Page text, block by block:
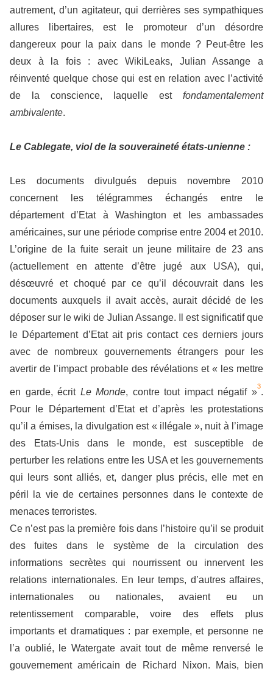
autrement, d’un agitateur, qui derrières ses sympathiques
allures libertaires, est le promoteur d’un désordre
dangereux pour la paix dans le monde ? Peut-être les
deux à la fois : avec WikiLeaks, Julian Assange a
réinventé quelque chose qui est en relation avec l’activité
de la conscience, laquelle est
fondamentalement
ambivalente.
Le Cablegate, viol de la souveraineté états-unienne :
Les documents divulgués depuis novembre 2010
concernent les télégrammes échangés entre le
département d’Etat à Washington et les ambassades
américaines, sur une période comprise entre 2004 et 2010.
L’origine de la fuite serait un jeune militaire de 23 ans
(actuellement en attente d’être jugé aux USA), qui,
désœuvré et choqué par ce qu’il découvrait dans les
documents auxquels il avait accès, aurait décidé de les
déposer sur le wiki de Julian Assange. Il est significatif que
le Département d’Etat ait pris contact ces derniers jours
avec de nombreux gouvernements étrangers pour les
avertir de l’impact probable des révélations et « les mettre
en garde, écrit Le Monde, contre tout impact négatif »
3
.
Pour le Département d’Etat et d’après les protestations
qu’il a émises, la divulgation est « illégale », nuit à l’image
des Etats-Unis dans le monde, est susceptible de
perturber les relations entre les USA et les gouvernements
qui leurs sont alliés, et, danger plus précis, elle met en
péril la vie de certaines personnes dans le contexte de
menaces terroristes.
Ce n’est pas la première fois dans l’histoire qu’il se produit
des fuites dans le système de la circulation des
informations secrètes qui nourrissent ou innervent les
relations internationales. En leur temps, d’autres affaires,
internationales ou nationales, avaient eu un
retentissement comparable, voire des effets plus
importants et dramatiques : par exemple, et personne ne
l’a oublié, le Watergate avait tout de même renversé le
gouvernement américain de Richard Nixon. Mais, bien